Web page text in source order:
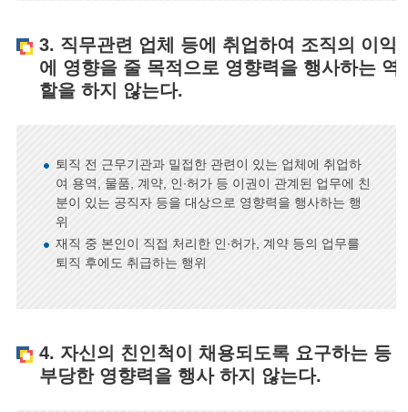
3. 직무관련 업체 등에 취업하여 조직의 이익
에 영향을 줄 목적으로 영향력을 행사하는 역
할을 하지 않는다.
퇴직 전 근무기관과 밀접한 관련이 있는 업체에 취업하
여 용역, 물품, 계약, 인∙허가 등 이권이 관계된 업무에 친
분이 있는 공직자 등을 대상으로 영향력을 행사하는 행
위
재직 중 본인이 직접 처리한 인∙허가, 계약 등의 업무를
퇴직 후에도 취급하는 행위
4. 자신의 친인척이 채용되도록 요구하는 등
부당한 영향력을 행사 하지 않는다.